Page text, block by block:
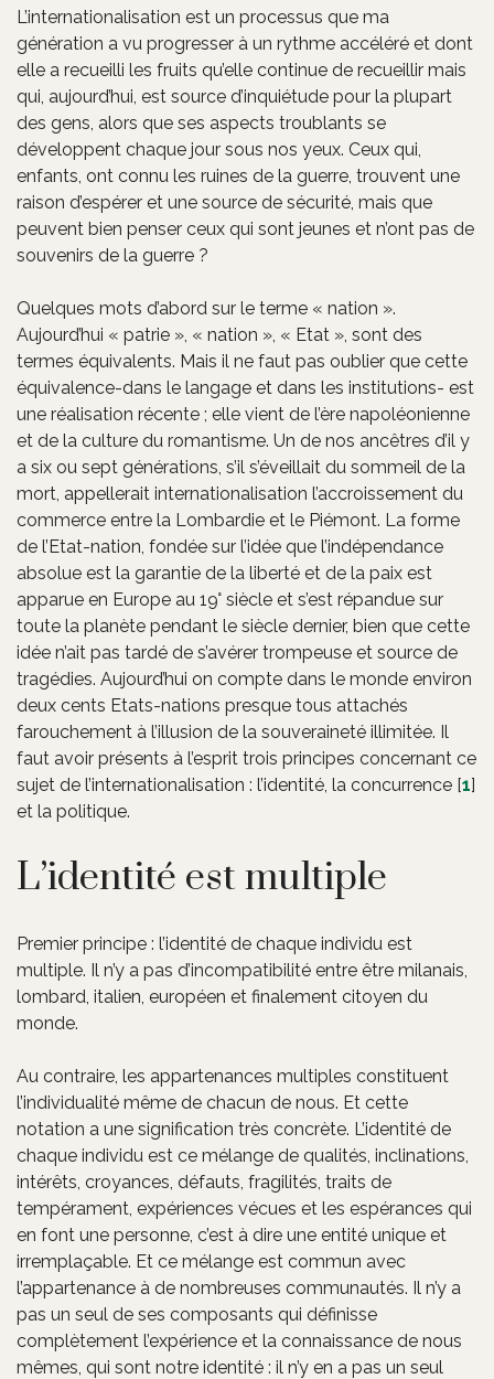
L’internationalisation est un processus que ma
génération a vu progresser à un rythme accéléré et dont
elle a recueilli les fruits qu’elle continue de recueillir mais
qui, aujourd’hui, est source d’inquiétude pour la plupart
des gens, alors que ses aspects troublants se
développent chaque jour sous nos yeux. Ceux qui,
enfants, ont connu les ruines de la guerre, trouvent une
raison d’espérer et une source de sécurité, mais que
peuvent bien penser ceux qui sont jeunes et n’ont pas de
souvenirs de la guerre ?
Quelques mots d’abord sur le terme « nation ».
Aujourd’hui « patrie », « nation », « Etat », sont des
termes équivalents. Mais il ne faut pas oublier que cette
équivalence-dans le langage et dans les institutions- est
une réalisation récente ; elle vient de l’ère napoléonienne
et de la culture du romantisme. Un de nos ancêtres d’il y
a six ou sept générations, s’il s’éveillait du sommeil de la
mort, appellerait internationalisation l’accroissement du
commerce entre la Lombardie et le Piémont. La forme
de l’Etat-nation, fondée sur l’idée que l’indépendance
absolue est la garantie de la liberté et de la paix est
apparue en Europe au 19° siècle et s’est répandue sur
toute la planète pendant le siècle dernier, bien que cette
idée n’ait pas tardé de s’avérer trompeuse et source de
tragédies. Aujourd’hui on compte dans le monde environ
deux cents Etats-nations presque tous attachés
farouchement à l’illusion de la souveraineté illimitée. Il
faut avoir présents à l’esprit trois principes concernant ce
sujet de l’internationalisation : l’identité, la concurrence [1]
et la politique.
L’identité est multiple
Premier principe : l’identité de chaque individu est
multiple. Il n’y a pas d’incompatibilité entre être milanais,
lombard, italien, européen et finalement citoyen du
monde.
Au contraire, les appartenances multiples constituent
l’individualité même de chacun de nous. Et cette
notation a une signification très concrète. L’identité de
chaque individu est ce mélange de qualités, inclinations,
intérêts, croyances, défauts, fragilités, traits de
tempérament, expériences vécues et les espérances qui
en font une personne, c’est à dire une entité unique et
irremplaçable. Et ce mélange est commun avec
l’appartenance à de nombreuses communautés. Il n’y a
pas un seul de ses composants qui définisse
complètement l’expérience et la connaissance de nous
mêmes, qui sont notre identité : il n’y en a pas un seul